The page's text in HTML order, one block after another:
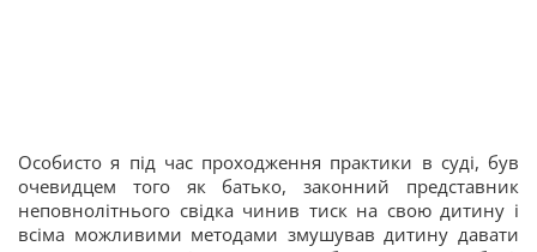
Особисто я під час проходження практики в суді, був
очевидцем того як батько, законний представник
неповнолітнього свідка чинив тиск на свою дитину і
всіма можливими методами змушував дитину давати